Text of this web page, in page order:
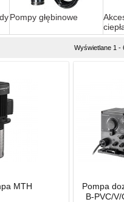
Pompy głębinowe
Wyświetlane 1 -
MTH
Pompa
B-PVC/